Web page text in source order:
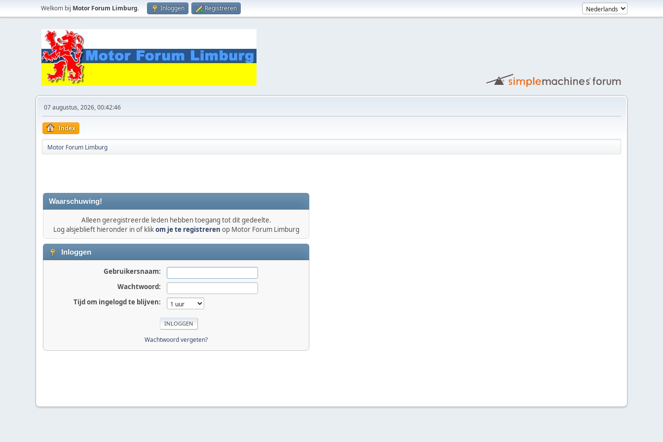
Welkom bij Motor Forum Limburg. Inloggen Registreren
07 augustus, 2026, 00:42:46
Index
Motor Forum Limburg
Waarschuwing!
Alleen geregistreerde leden hebben toegang tot dit gedeelte.
Log alsjeblieft hieronder in of klikom je te registreren op Motor Forum Limburg
Inloggen
Gebruikersnaam:
Wachtwoord:
Tijd om ingelogd te blijven:
Wachtwoord vergeten?